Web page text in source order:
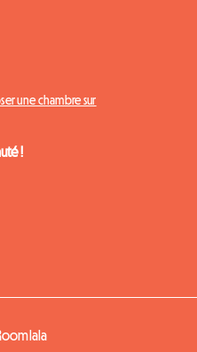
une chambre sur
!